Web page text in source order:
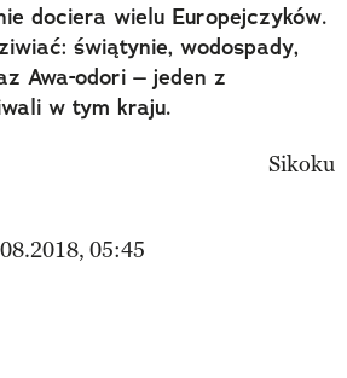
dociera wielu Europejczyków.
świątynie, wodospady,
Awa-odori – jeden z
w tym kraju.
05:45